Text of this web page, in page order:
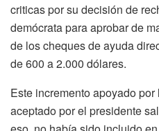
criticas por su decisión de
demócrata para aprobar de
de los cheques de ayuda
de 600 a 2.000 dólares.
Este incremento apoyado
aceptado por el presidente